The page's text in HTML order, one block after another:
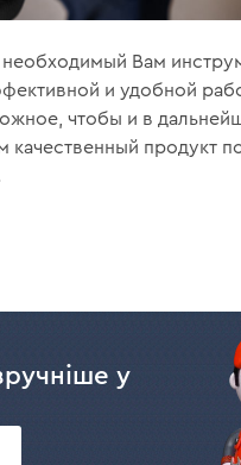
Вам
и удобной
чтобы и в
качественный продукт
у